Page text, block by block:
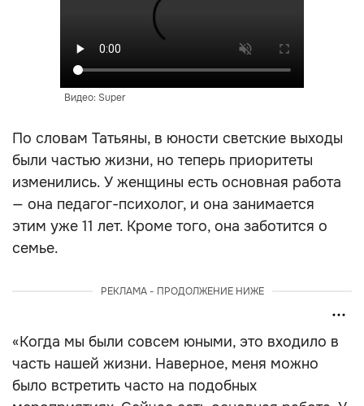
Видео: Super
По словам Татьяны, в юности светские выходы
были частью жизни, но теперь приоритеты
изменились. У женщины есть основная работа
— она педагог-психолог, и она занимается
этим уже 11 лет. Кроме того, она заботится о
семье.
РЕКЛАМА - ПРОДОЛЖЕНИЕ НИЖЕ
«Когда мы были совсем юными, это входило в
часть нашей жизни. Наверное, меня можно
было встретить часто на подобных